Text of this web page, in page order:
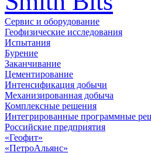
Сервис и оборудование
Геофизические исследования
Испытания
Бурение
Заканчивание
Цементирование
Интенсификация добычи
Механизированная добыча
Комплексные решения
Интегрированные программные
Российские предприятия
«Геофит»
«ПетроАльянс»